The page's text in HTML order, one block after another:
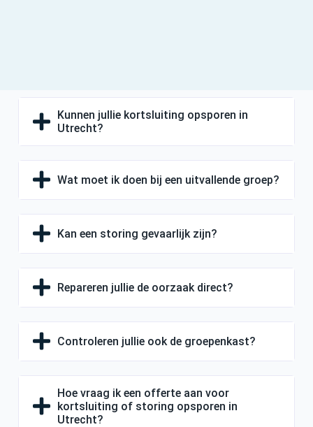
Kunnen jullie kortsluiting opsporen in
Utrecht?
Wat moet ik doen bij een uitvallende groep?
Kan een storing gevaarlijk zijn?
Repareren jullie de oorzaak direct?
Controleren jullie ook de groepenkast?
Hoe vraag ik een offerte aan voor
kortsluiting of storing opsporen in
Utrecht?